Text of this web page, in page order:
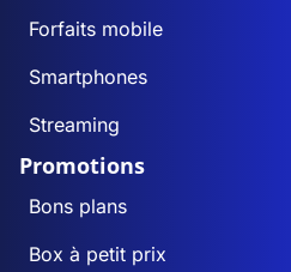
Forfaits mobile
Smartphones
Streaming
Promotions
Bons plans
Box à petit prix